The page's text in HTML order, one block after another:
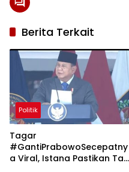
Berita Terkait
Politik
Tagar
#GantiPrabowoSecepatny
a Viral, Istana Pastikan Tak